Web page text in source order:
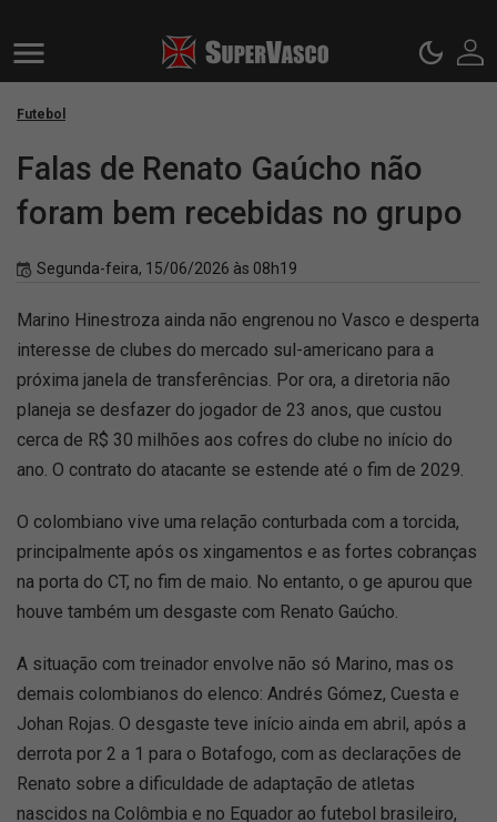
Futebol
Falas de Renato Gaúcho não
foram bem recebidas no grupo
Segunda-feira, 15/06/2026 às 08h19
Marino Hinestroza ainda não engrenou no Vasco e desperta
interesse de clubes do mercado sul-americano para a
próxima janela de transferências. Por ora, a diretoria não
planeja se desfazer do jogador de 23 anos, que custou
cerca de R$ 30 milhões aos cofres do clube no início do
ano. O contrato do atacante se estende até o fim de 2029.
O colombiano vive uma relação conturbada com a torcida,
principalmente após os xingamentos e as fortes cobranças
na porta do CT, no fim de maio. No entanto, o ge apurou que
houve também um desgaste com Renato Gaúcho.
A situação com treinador envolve não só Marino, mas os
demais colombianos do elenco: Andrés Gómez, Cuesta e
Johan Rojas. O desgaste teve início ainda em abril, após a
derrota por 2 a 1 para o Botafogo, com as declarações de
Renato sobre a dificuldade de adaptação de atletas
nascidos na Colômbia e no Equador ao futebol brasileiro,